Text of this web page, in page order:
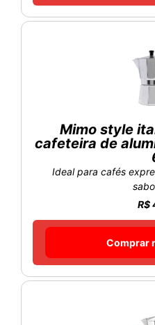
Mimo style
cafeteira de
Ideal para cafés
R$
Comprar